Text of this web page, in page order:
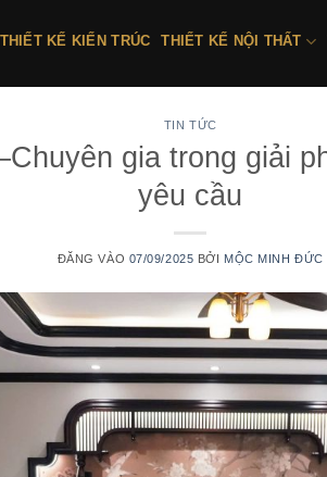
THIẾT KẾ KIẾN TRÚC THIẾT KẾ NỘI THẤT
TIN TỨC
gia trong giải
yêu cầu
ĐĂNG VÀO 07/09/2025 BỞI MỘC MINH ĐỨC